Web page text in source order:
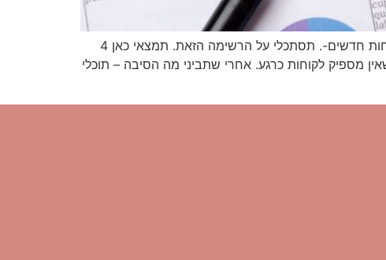
4 רעיונות להשגת לקוחות אם את עוברת תקופה מאתגרת בעסק, אין מספיק לקוחות ואת לא יודעת איך להשיג לקוחות חדשים-. תסתכלי על הרשימה הזאת. תמצאי כאן 4
קודם כל, להבין מה הסיבה לכך שאין מספיק לקוחות כרגע. אחרי שתביני מה הסיבה – תוכלי